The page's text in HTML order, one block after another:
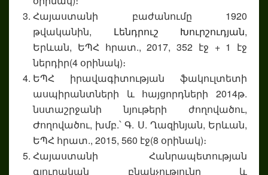
Հայաստանի բաժանումը 1920
թվականին, Լենդրուշ Խուրշուդյան,
Երևան, ԵՊՀ հրատ., 2017, 352 էջ + 1 էջ
ներդիր(4 օրինակ)։
ԵՊՀ իրավագիտության ֆակուլտետի
ասպիրանտների և հայցորդների 2014թ.
նստաշրջանի նյութերի ժողովածու,
Ժողովածու, խմբ.՝ Գ. Ս. Ղազինյան, Երևան,
ԵՊՀ հրատ., 2015, 560 էջ(8 օրինակ)։
Հայաստանի Հանրապետության
գյուղական բնակչությունը և